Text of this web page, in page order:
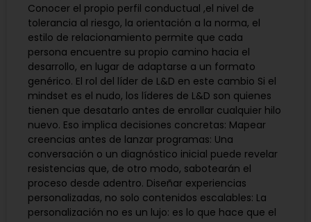
Conocer el propio perfil conductual ,el nivel de
tolerancia al riesgo, la orientación a la norma, el
estilo de relacionamiento permite que cada
persona encuentre su propio camino hacia el
desarrollo, en lugar de adaptarse a un formato
genérico. El rol del líder de L&D en este cambio Si el
mindset es el nudo, los líderes de L&D son quienes
tienen que desatarlo antes de enrollar cualquier hilo
nuevo. Eso implica decisiones concretas: Mapear
creencias antes de lanzar programas: Una
conversación o un diagnóstico inicial puede revelar
resistencias que, de otro modo, sabotearán el
proceso desde adentro. Diseñar experiencias
personalizadas, no solo contenidos escalables: La
personalización no es un lujo: es lo que hace que el